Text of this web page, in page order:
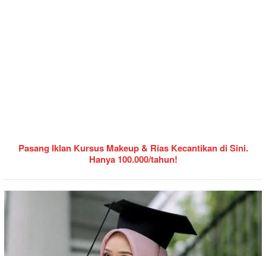
Pasang Iklan Kursus Makeup & Rias Kecantikan di Sini.
Hanya 100.000/tahun!